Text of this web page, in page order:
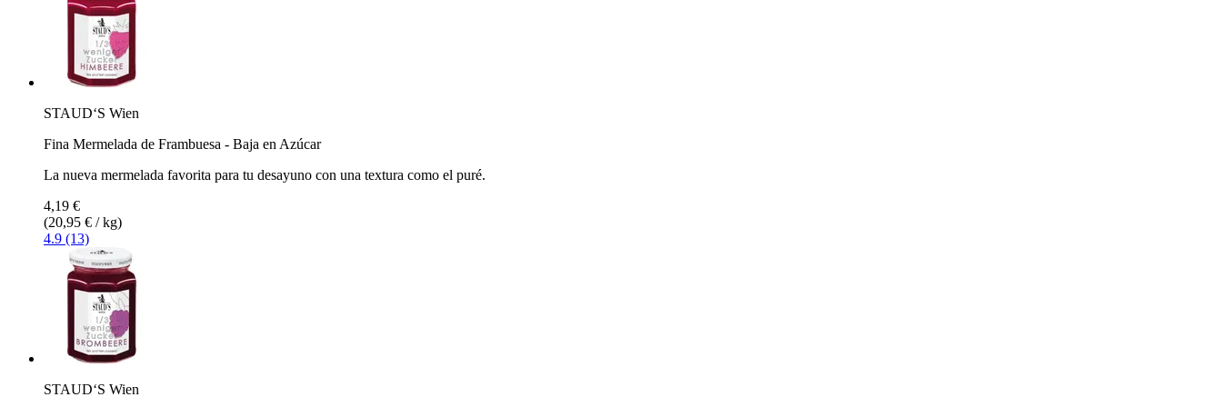
STAUD‘S Wien
Fina Mermelada de Frambuesa - Baja en Azúcar
La nueva mermelada favorita para tu desayuno con una textura como el puré.
4,19 €
(20,95 € / kg)
4.9 (13)
STAUD‘S Wien